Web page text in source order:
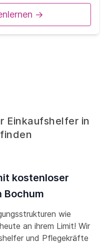
->
Einkaufshelfer in
kostenloser
Bochum
wie
an ihrem Limit! Wir
und Pflegekräfte